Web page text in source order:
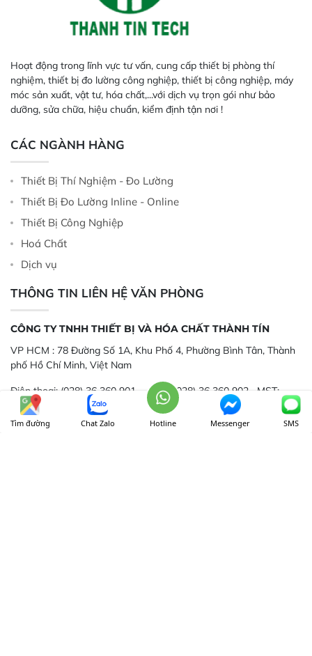
Hoạt động trong lĩnh vực tư vấn, cung cấp thiết bị phòng thí
nghiệm, thiết bị đo lường công nghiệp, thiết bị công nghiệp, máy
móc sản xuất, vật tư, hóa chất,...với dịch vụ trọn gói như bảo
dưỡng, sửa chữa, hiệu chuẩn, kiểm định tận nơi !
CÁC NGÀNH HÀNG
Thiết Bị Thí Nghiệm - Đo Lường
Thiết Bị Đo Lường Inline - Online
Thiết Bị Công Nghiệp
Hoá Chất
Dịch vụ
THÔNG TIN LIÊN HỆ VĂN PHÒNG
CÔNG TY TNHH THIẾT BỊ VÀ HÓA CHẤT THÀNH TÍN
VP HCM : 78 Đường Số 1A, Khu Phố 4, Phường Bình Tân, Thành
phố Hồ Chí Minh, Việt Nam
Điện thoại: (028) 36 360 901 Fax: (028) 36 360 902 MST:
0311941553
Phòng Kinh Doanh:
Tìm đường Chat Zalo Hotline Messenger SMS